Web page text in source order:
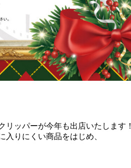
リッパーが今年も出店いたします！
りにくい商品をはじめ、